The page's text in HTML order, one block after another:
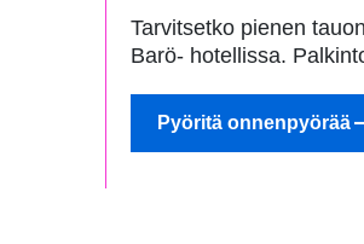
Tarvitsetko pienen
Barö- hotellissa.
Pyöritä onnenpyörää